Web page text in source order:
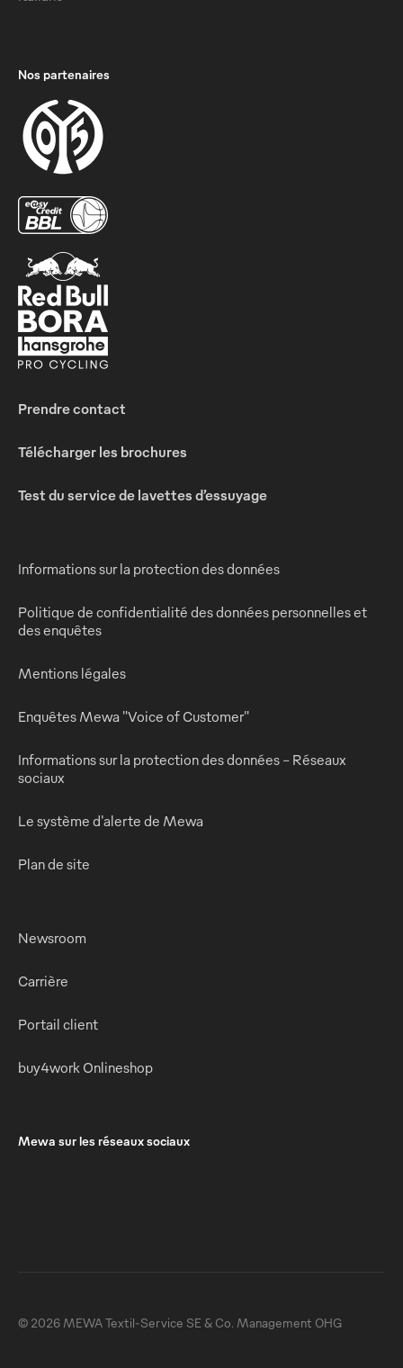
Nos partenaires
Prendre contact
Télécharger les brochures
Test du service de lavettes d’essuyage
Informations sur la protection des données
Politique de confidentialité des données personnelles et
des enquêtes
Mentions légales
Enquêtes Mewa "Voice of Customer"
Informations sur la protection des données - Réseaux
sociaux
Le système d'alerte de Mewa
Plan de site
Newsroom
Carrière
Portail client
buy4work Onlineshop
Mewa sur les réseaux sociaux
© 2026 MEWA Textil-Service SE & Co. Management OHG